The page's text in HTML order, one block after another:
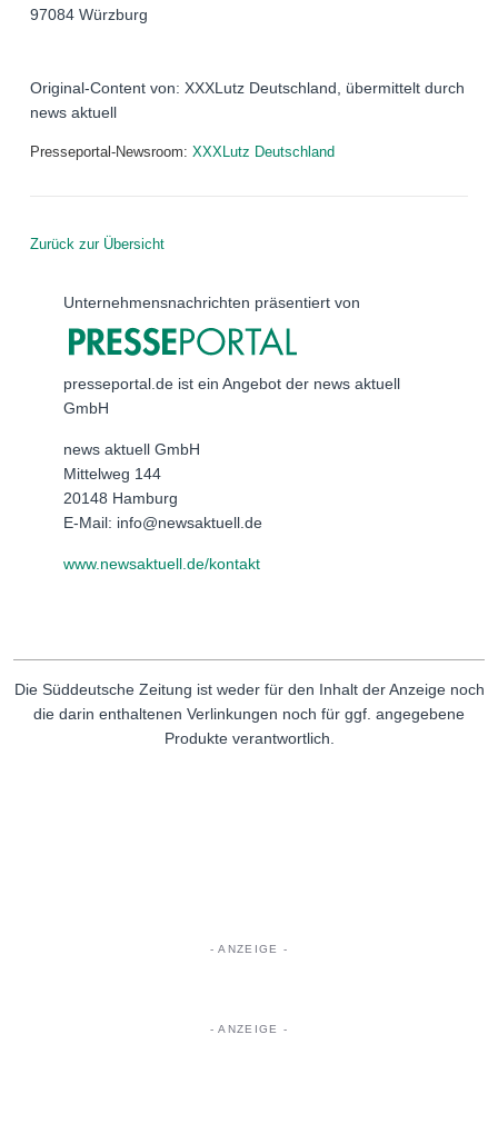
97084 Würzburg
Original-Content von: XXXLutz Deutschland, übermittelt durch
news aktuell
Presseportal-Newsroom: XXXLutz Deutschland
Zurück zur Übersicht
Unternehmensnachrichten präsentiert von
presseportal.de ist ein Angebot der news aktuell
GmbH
news aktuell GmbH
Mittelweg 144
20148 Hamburg
E-Mail: info@newsaktuell.de
www.newsaktuell.de/kontakt
Die Süddeutsche Zeitung ist weder für den Inhalt der Anzeige noch
die darin enthaltenen Verlinkungen noch für ggf. angegebene
Produkte verantwortlich.